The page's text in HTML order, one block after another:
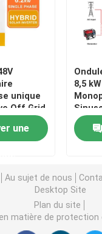
unique
Off Grid
une
8,5
Au sujet de nous
Desktop Site
Plan du site
matière de protection